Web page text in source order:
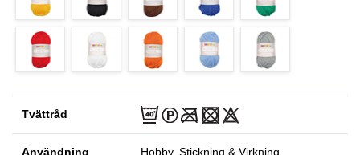
Tvättråd
Användning Hobby, Stickning & Virkning